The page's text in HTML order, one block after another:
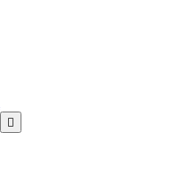
